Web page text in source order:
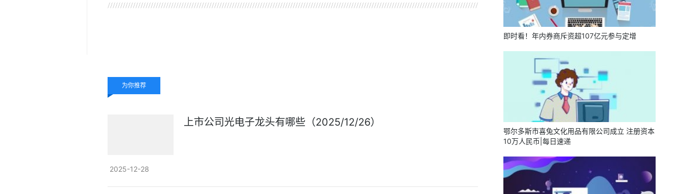
为你推荐
上市公司光电子龙头有哪些（2025/12/26）
2025-12-28
即时看！年内券商斥资超107亿元参与定增
鄂尔多斯市喜兔文化用品有限公司成立 注册资本
10万人民币|每日速递